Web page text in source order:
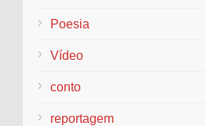
Poesia
Vídeo
conto
reportagem